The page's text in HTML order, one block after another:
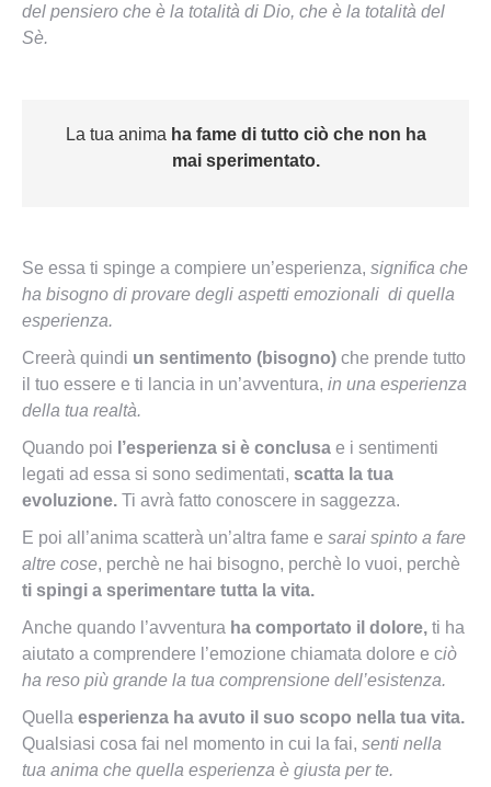
del pensiero che è la totalità di Dio, che è la totalità del
Sè.
La tua anima ha fame di tutto ciò che non ha
mai sperimentato.
Se essa ti spinge a compiere un’esperienza, significa che
ha bisogno di provare degli aspetti emozionali di quella
esperienza.
Creerà quindi un sentimento (bisogno) che prende tutto
il tuo essere e ti lancia in un’avventura, in una esperienza
della tua realtà.
Quando poi l’esperienza si è conclusa e i sentimenti
legati ad essa si sono sedimentati, scatta la tua
evoluzione. Ti avrà fatto conoscere in saggezza.
E poi all’anima scatterà un’altra fame e sarai spinto a fare
altre cose, perchè ne hai bisogno, perchè lo vuoi, perchè
ti spingi a sperimentare tutta la vita.
Anche quando l’avventura ha comportato il dolore, ti ha
aiutato a comprendere l’emozione chiamata dolore e ciò
ha reso più grande la tua comprensione dell’esistenza.
Quella esperienza ha avuto il suo scopo nella tua vita.
Qualsiasi cosa fai nel momento in cui la fai, senti nella
tua anima che quella esperienza è giusta per te.